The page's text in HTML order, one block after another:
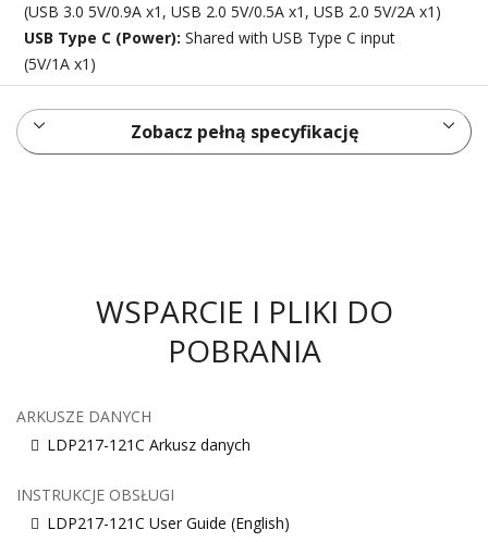
(USB 3.0 5V/0.9A x1, USB 2.0 5V/0.5A x1, USB 2.0 5V/2A x1)
USB Type C (Power):Shared with USB Type C input
(5V/1A x1)
Zobacz pełną specyfikację
WSPARCIE I PLIKI DO
POBRANIA
ARKUSZE DANYCH
LDP217-121C Arkusz danych
INSTRUKCJE OBSŁUGI
LDP217-121C User Guide (English)